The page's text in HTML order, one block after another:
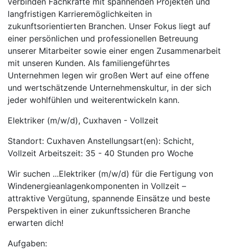
langfristigen Karrieremöglichkeiten in
zukunftsorientierten Branchen. Unser Fokus liegt auf
einer persönlichen und professionellen Betreuung
unserer Mitarbeiter sowie einer engen Zusammenarbeit
mit unseren Kunden. Als familiengeführtes
Unternehmen legen wir großen Wert auf eine offene
und wertschätzende Unternehmenskultur, in der sich
jeder wohlfühlen und weiterentwickeln kann.
Elektriker (m/w/d), Cuxhaven - Vollzeit
Standort: Cuxhaven Anstellungsart(en): Schicht,
Vollzeit Arbeitszeit: 35 - 40 Stunden pro Woche
Wir suchen ...Elektriker (m/w/d) für die Fertigung von
Windenergieanlagenkomponenten in Vollzeit –
attraktive Vergütung, spannende Einsätze und beste
Perspektiven in einer zukunftssicheren Branche
erwarten dich!
Aufgaben: